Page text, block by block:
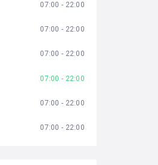
07:00 - 22:00
07:00 - 22:00
07:00 - 22:00
07:00 - 22:00
07:00 - 22:00
07:00 - 22:00